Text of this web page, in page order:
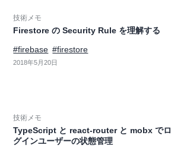
技術メモ
Firestore の Security Rule を理解する
#firebase #firestore
2018年5月20日
技術メモ
TypeScript と react-router と mobx でロ
グインユーザーの状態管理